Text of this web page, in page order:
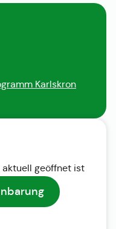
Karlskron
aktuell geöffnet ist